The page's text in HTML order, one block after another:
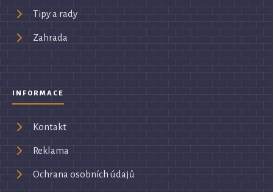
Tipy a rady
Zahrada
INFORMACE
Kontakt
Reklama
Ochrana osobních údajů